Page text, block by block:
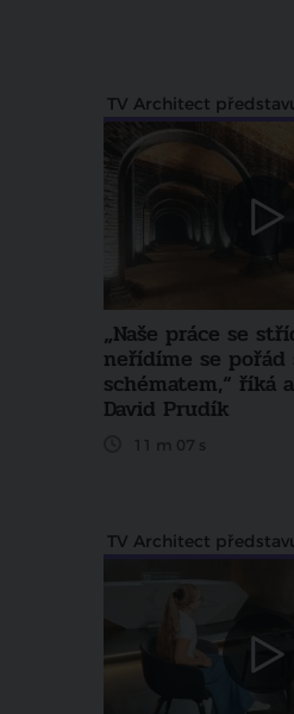
TV Architect
„Naše práce se
neřídíme se
schématem,“ říká
David Prudík
11 m 07 s
TV Architect